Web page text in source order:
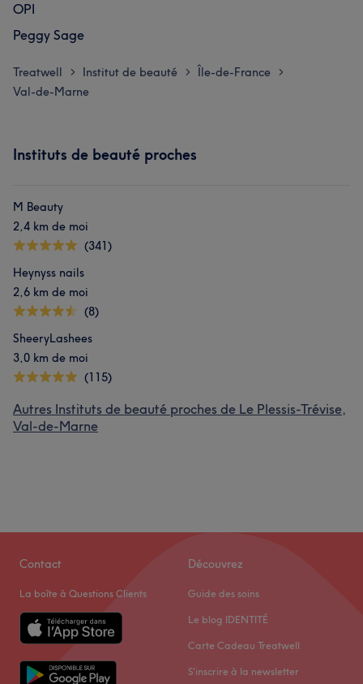
OPI
Peggy Sage
Treatwell > Institut de beauté > Île-de-France >
Val-de-Marne
Instituts de beauté proches
M Beauty
2,4 km de moi
(341)
Heynyss nails
2,6 km de moi
(8)
SheeryLashees
3,0 km de moi
(115)
Autres Instituts de beauté proches de Le Plessis-Trévise,
Val-de-Marne
Contact
La boîte à Questions Clients
Découvrez
Guide des soins
Le blog IDENTITÉ
Carte Cadeau Treatwell
S'inscrire à la newsletter